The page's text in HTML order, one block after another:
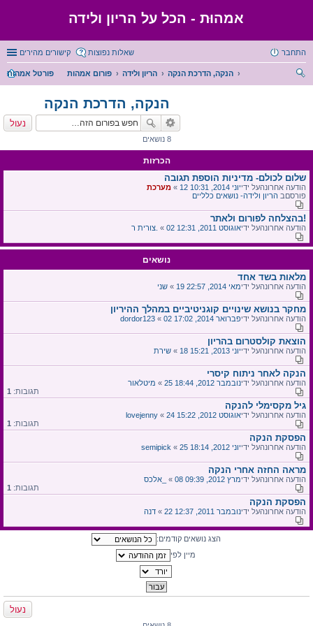
אמהוּת - הכל על הריון ולידה
קישורים מהירים שאלות נפוצות התחבר
פורטל אמהות פורום אמהות הריון ולידה
הנקה, הדרכת הנקה
הנקה, הדרכת הנקה
נעול
8 נושאים
הכרזות
שלום לכולם- מדיניות הוספת תגובה
הודעה אחרונהעל ידי מערכת «
12 יוני 2014, 10:31
פורסםב הריון ולידה- נושאים כלליים
בהצלחה לפורום ולאתר!
הודעה אחרונהעל ידי « 02 אוגוסט 2011, 12:31
נושאים
מלאות בשד אחד
הודעה אחרונהעל ידי שני « 19 מאי 2014, 22:57
מחקר בנושא שינויים קוגניטיביים במהלך ההיריון
הודעה אחרונהעל ידי dordor123 « 02 פברואר 2014, 17:02
הוצאת קולסטרום בהריון
הודעה אחרונהעל ידי שירת « 18 יוני 2013, 15:21
הנקה לאחר ניתוח קיסרי
הודעה אחרונהעל ידי מיטלאור «
25 נובמבר 2012, 18:44
תגובות: 1
גיל מקסימלי להנקה
הודעה אחרונהעל ידי lovejenny «
24 אוגוסט 2012, 15:22
תגובות: 1
הפסקת הנקה
הודעה אחרונהעל ידי semipick « 25 יוני 2012, 18:14
מראה החזה אחרי הנקה
הודעה אחרונהעל ידי «
08 מרץ 2012, 09:39
תגובות: 1
הפסקת הנקה
הודעה אחרונהעל ידי דנה « 22 נובמבר 2011, 12:37
הצג נושאים קודמים:
מיין לפי
נעול